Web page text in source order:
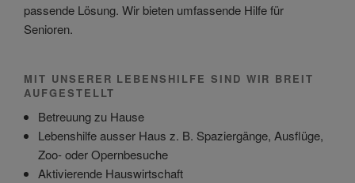
passende Lösung. Wir bieten umfassende Hilfe für
Senioren.
MIT UNSERER LEBENSHILFE SIND WIR BREIT
AUFGESTELLT
Betreuung zu Hause
Lebenshilfe ausser Haus z. B. Spaziergänge, Ausflüge,
Zoo- oder Opernbesuche
Aktivierende Hauswirtschaft